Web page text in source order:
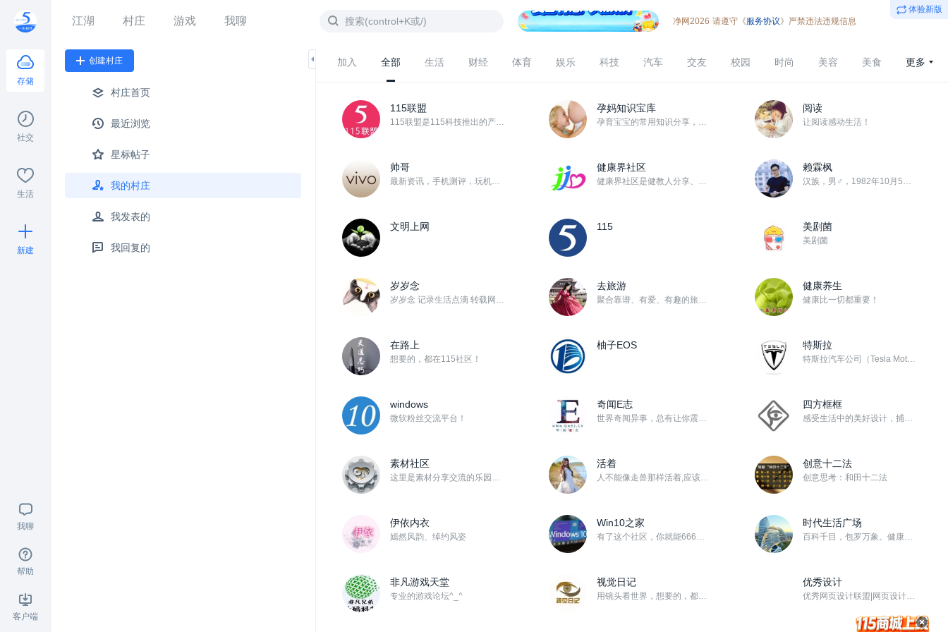
存储
社交
生活
新建
我聊
帮助
客户端
江湖 村庄 游戏 我聊 净网2026 请遵守《服务协议》严禁违法违规信息
体验新版
创建村庄
村庄首页
最近浏览
星标帖子
我的村庄
我发表的
我回复的
加入 全部 生活 财经 体育 娱乐 科技 汽车 交友 校园 时尚 美容 美食 更多
115联盟
115联盟是115科技推出的产品推广平台，本着“推广有奖、收益共享”的宗旨，联盟成员通过推广销售11...
孕妈知识宝库
孕育宝宝的常用知识分享，祝宝宝健康
阅读
让阅读感动生活！
帅哥
最新资讯，手机测评，玩机技巧……应有尽有！！
健康界社区
健康界社区是健教人分享、交流和学习的平台。 共建共享，健康中国。
赖霖枫
汉族，男♂，1982年10月5日周二生，天秤座♎，AB血型， 广东梅州人，出生于兴宁市刁坊镇， 现任...
文明上网 115 美剧菌
美剧菌
岁岁念
岁岁念 记录生活点滴 转载网络精华
去旅游
聚合靠谱、有爱、有趣的旅游资讯与人群！
健康养生
健康比一切都重要！
在路上
想要的，都在115社区！
柚子EOS 特斯拉
特斯拉汽车公司（Tesla Motors），一家生产和销售电动汽车以及零件的公司，只制造纯电动车，成...
windows
微软粉丝交流平台！
奇闻E志
世界奇闻异事，总有让你震撼的！
四方框框
感受生活中的美好设计，捕捉生命中的幸福影像！关注【头条号/四方框框】查看更多精彩内容！ 博客类社区，...
素材社区
这里是素材分享交流的乐园！期待大家能多分享自己收藏的影视后期、平面设计、网站制作等一切工作中可以用到...
活着
人不能像走兽那样活着,应该追求知识和美德
创意十二法
创意思考：和田十二法
伊依内衣
嫣然风韵、绰约风姿
Win10之家
有了这个社区，你就能666的玩转win10
时代生活广场
百科千目，包罗万象。健康生活人文历史旅游时尚创业励志经济社会天下大势... ...，新资讯，正能量。...
非凡游戏天堂
专业的游戏论坛^_^
视觉日记
用镜头看世界，想要的，都在115社区！
优秀设计
优秀网页设计联盟|网页设计讲座|网页设计教程|聊设计|优设哥|你丫才美工|獠麝鸡|网站模板|WebU...